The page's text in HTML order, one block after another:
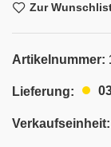
Zur
Artikelnummer:
Lieferung:
Verkaufseinheit: